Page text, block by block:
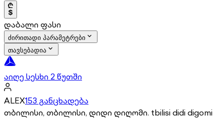
დაბალი ფასი
ძირითადი პარამეტრები
თავსებადია
აიღე სესხი 2 წუთში
ALEX153 განცხადება
თბილისი, თბილისი, დიდი დიღომი. tbilisi didi digomi